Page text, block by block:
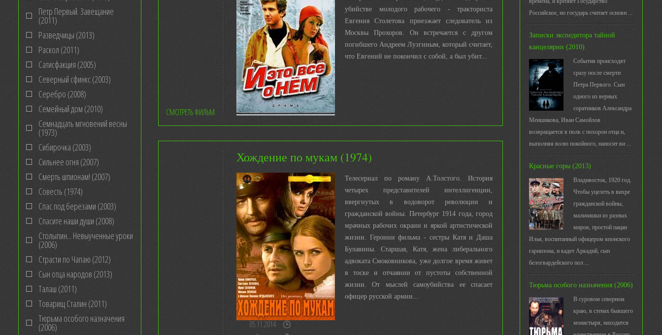
Петр Первый. Завещание
(2011)
Разведчицы (2013)
Раскол (2011)
Сатисфакция (2005)
Северный сфинкс (2003)
Серебро (2008)
Семейный дом (2010)
Семнадцать мгновений весны
(1973)
Сибирочка (2003)
Сильнее огня (2007)
Смерть шпионам! (2007)
Совесть (1974)
Спас под березами (2003)
Спасите наши души (2008)
Столыпин... Невыученные уроки
(2006)
Страсти по Чапаю (2012)
Сын отца народов (2013)
Талаш (2011)
Товарищ Сталин (2011)
Тюрьма особого назначения
(2006)
убийстве молодого рабочего - тракториста
Евгения Столетова приезжает следователь из
Москвы Прохоров. Он встречается с другом
погибшего Андреем Лузгиным, который считает,
что Евгений не покончил с собой, а был убит...
СМОТРЕТЬ ФИЛЬМ
Хождение по мукам (1974)
Телесериал по роману А.Толстого. История
четырех представителей интеллигенции,
ввергнутых в водоворот революции и
гражданской войны. Петербург 1914 года, город
мрачных рабочих окраин и яркой артистической
жизни. Героини фильма - сестры Катя и Даша
Булавины. Старшая, Катя, жена либерального
адвоката Смоковникова, уже долгое время живет
в тоске и отчаянии от пустоты собственной
жизни. От мыслей самоубийства ее спасает
офицер русской армии...
05.11.2014
Российское, но государь считает основн ...
Записки экспедитора тайной
канцелярии (2010)
События происходят
сразу после смерти
Петра Первого. Сын
одного из верных
соратников Александра
Меншикова, Иван Самойлов
возвращается в полк с похорон отца и,
выполняя волю покойного, наносит ви ...
Красные горы (2013)
Владивосток, 1920 год.
Чтобы уцелеть в вихре
гражданской войны,
мальчишки из разных
миров, простой пацан
Илья, воспитанный офицером японского
гарнизона, и кадет Аркадий, сын
белогвардейского пол ...
Тюрьма особого назначения (2006)
В суровом северном
краю, в стенах бывшего
монастыря, находится